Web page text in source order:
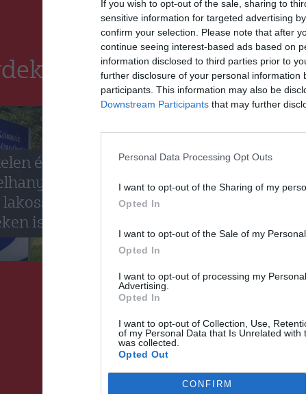
If you wish to opt-out of the sale, sharing to
sensitive information for targeted advertising
confirm your selection. Please note that after
continue seeing interest-based ads based on
information disclosed to third parties prior to
further disclosure of your personal information
participants. This information may also be
Downstream Participants that may further
Personal Data Processing Opt Outs
I want to opt-out of the Sharing of my
Opted In
I want to opt-out of the Sale of my Personal
Opted In
I want to opt-out of processing my
Advertising.
Opted In
I want to opt-out of Collection, Use,
of my Personal Data that Is Unrelated with
was collected.
Opted Out
CONFIRM
életmód és
is
Poszt-Covid